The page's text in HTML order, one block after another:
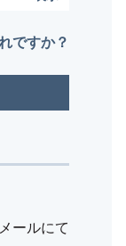
ですか？
ールにて